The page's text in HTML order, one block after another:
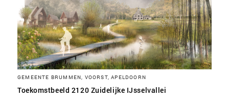
GEMEENTE BRUMMEN, VOORST, APELDOORN
Toekomstbeeld 2120 Zuidelijke IJsselvallei